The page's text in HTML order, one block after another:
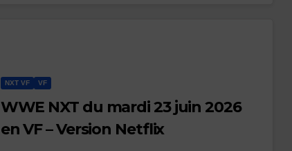
NXT VF VF
WWE NXT du mardi 23 juin 2026
en VF – Version Netflix